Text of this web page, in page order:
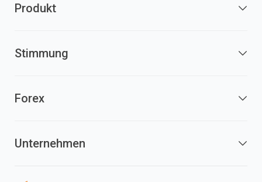
Produkt
Stimmung
Forex
Unternehmen